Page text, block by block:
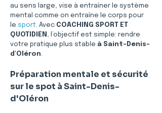
au sens large, vise à entraîner le système
mental comme on entraîne le corps pour
le sport. Avec COACHING SPORT ET
QUOTIDIEN , l’objectif est simple: rendre
votre pratique plus stable à Saint-Denis-
d'Oléron.
Préparation mentale et sécurité
sur le spot à Saint-Denis-
d'Oléron